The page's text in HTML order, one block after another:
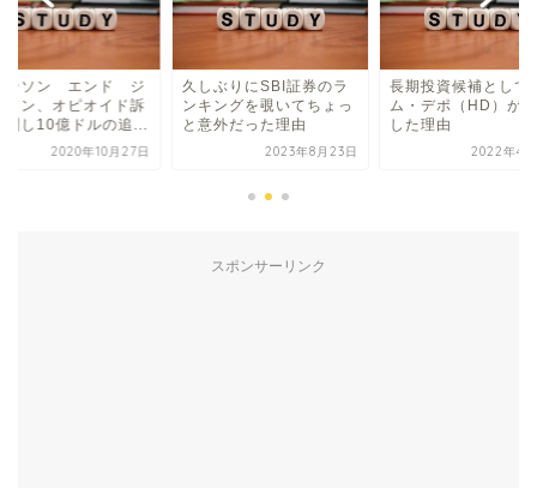
ンソン エンド ジ
ソン、オピオイド訴
関し10億ドルの追...
2020年10月27日
久しぶりにSBI証券のラ
ンキングを覗いてちょっ
と意外だった理由
2023年8月23日
長期投資候補として
ム・デポ（HD）が
した理由
2022年4
スポンサーリンク